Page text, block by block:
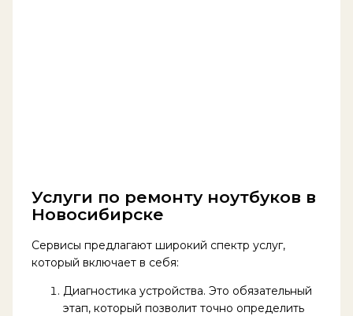
Услуги по ремонту ноутбуков в
Новосибирске
Сервисы предлагают широкий спектр услуг,
который включает в себя:
Диагностика устройства. Это обязательный
этап, который позволит точно определить